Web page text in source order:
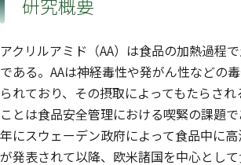
研究概要
アクリルアミド（AA）は食品の加熱過程
である。AAは神経毒性や発がん性などの
られており、その摂取によってもたらさ
ことは食品安全管理における喫緊の課題
年にスウェーデン政府によって食品中に
が発表されて以降、欧米諸国を中心とし